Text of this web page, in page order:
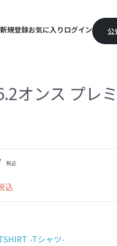
新規登録お気に入り ログイン 公
オンス プレ
税込
込
-Tシャツ-